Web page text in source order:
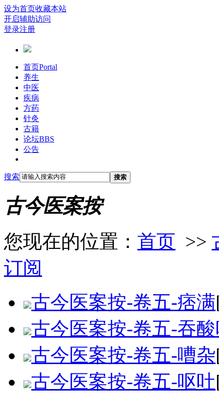
设为首页收藏本站
开启辅助访问
登录注册
首页Portal
养生
中医
疾病
方药
针灸
古籍
论坛BBS
公告
搜索 搜索
古今医案按
您现在的位置： 首页 >>
订阅
古今医案按-卷五-痞满
古今医案按-卷五-吞
古今医案按-卷五-嘈杂
古今医案按-卷五-呕吐